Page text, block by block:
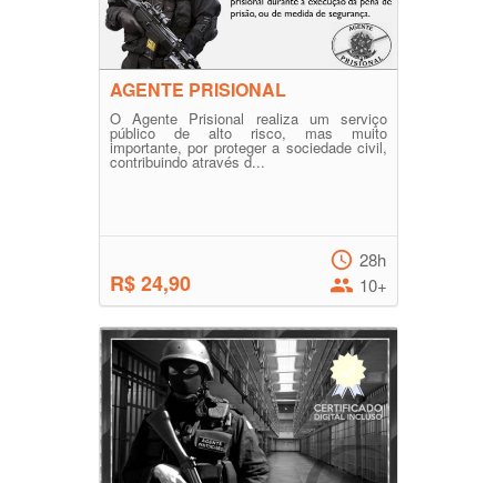
AGENTE PRISIONAL
O Agente Prisional realiza um serviço
público de alto risco, mas muito
importante, por proteger a sociedade civil,
contribuindo através d...
R$ 24,90
28h
10+